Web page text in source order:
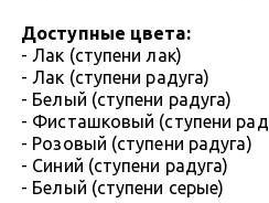
Доступные цвета:
- Лак (ступени лак)
- Лак (ступени радуга)
- Белый (ступени радуга)
- Фисташковый (ступени
- Розовый (ступени радуга)
- Синий (ступени радуга)
- Белый (ступени серые)